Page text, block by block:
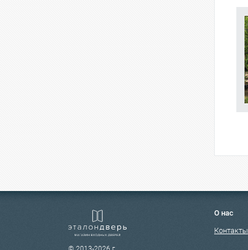
О нас
Контакты